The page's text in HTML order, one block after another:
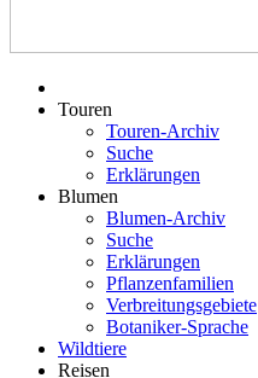
Touren
Touren-Archiv
Suche
Erklärungen
Blumen
Blumen-Archiv
Suche
Erklärungen
Pflanzenfamilien
Verbreitungsgebiete
Botaniker-Sprache
Wildtiere
Reisen